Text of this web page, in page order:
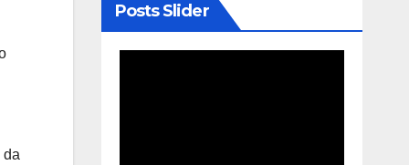
da
Posts Slider